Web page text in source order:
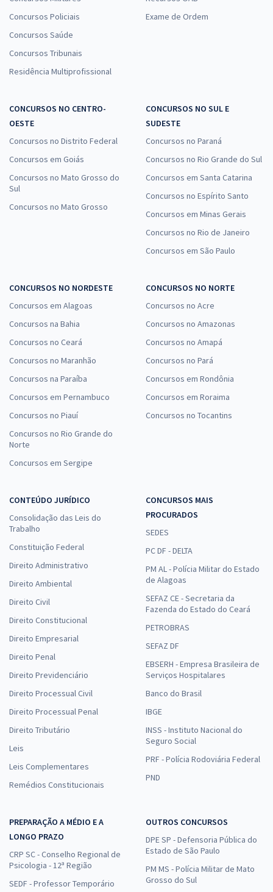
Concursos Policiais
Concursos Saúde
Concursos Tribunais
Residência Multiprofissional
Exame de Ordem
CONCURSOS NO CENTRO-
OESTE
Concursos no Distrito Federal
Concursos em Goiás
Concursos no Mato Grosso do
Sul
Concursos no Mato Grosso
CONCURSOS NO SUL E
SUDESTE
Concursos no Paraná
Concursos no Rio Grande do Sul
Concursos em Santa Catarina
Concursos no Espírito Santo
Concursos em Minas Gerais
Concursos no Rio de Janeiro
Concursos em São Paulo
CONCURSOS NO NORDESTE
Concursos em Alagoas
Concursos na Bahia
Concursos no Ceará
Concursos no Maranhão
Concursos na Paraíba
Concursos em Pernambuco
Concursos no Piauí
Concursos no Rio Grande do
Norte
Concursos em Sergipe
CONCURSOS NO NORTE
Concursos no Acre
Concursos no Amazonas
Concursos no Amapá
Concursos no Pará
Concursos em Rondônia
Concursos em Roraima
Concursos no Tocantins
CONTEÚDO JURÍDICO
Consolidação das Leis do
Trabalho
Constituição Federal
Direito Administrativo
Direito Ambiental
Direito Civil
Direito Constitucional
Direito Empresarial
Direito Penal
Direito Previdenciário
Direito Processual Civil
Direito Processual Penal
Direito Tributário
Leis
Leis Complementares
Remédios Constitucionais
CONCURSOS MAIS
PROCURADOS
SEDES
PC DF - DELTA
PM AL - Polícia Militar do Estado
de Alagoas
SEFAZ CE - Secretaria da
Fazenda do Estado do Ceará
PETROBRAS
SEFAZ DF
EBSERH - Empresa Brasileira de
Serviços Hospitalares
Banco do Brasil
IBGE
INSS - Instituto Nacional do
Seguro Social
PRF - Polícia Rodoviária Federal
PND
PREPARAÇÃO A MÉDIO E A
LONGO PRAZO
CRP SC - Conselho Regional de
Psicologia - 12ª Região
SEDF - Professor Temporário
OUTROS CONCURSOS
DPE SP - Defensoria Pública do
Estado de São Paulo
PM MS - Polícia Militar de Mato
Grosso do Sul